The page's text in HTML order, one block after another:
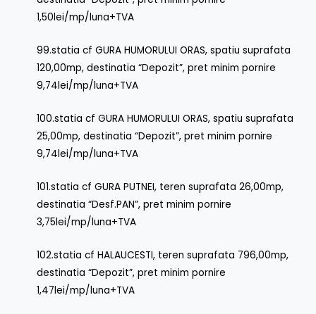
1,50lei/mp/luna+TVA
99.statia cf GURA HUMORULUI ORAS, spatiu suprafata
120,00mp, destinatia “Depozit”, pret minim pornire
9,74lei/mp/luna+TVA
100.statia cf GURA HUMORULUI ORAS, spatiu suprafata
25,00mp, destinatia “Depozit”, pret minim pornire
9,74lei/mp/luna+TVA
101.statia cf GURA PUTNEI, teren suprafata 26,00mp,
destinatia “Desf.PAN”, pret minim pornire
3,75lei/mp/luna+TVA
102.statia cf HALAUCESTI, teren suprafata 796,00mp,
destinatia “Depozit”, pret minim pornire
1,47lei/mp/luna+TVA